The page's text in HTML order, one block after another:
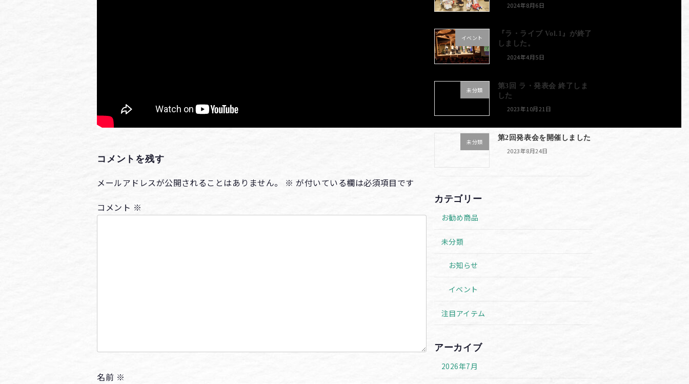
コメントを残す
メールアドレスが公開されることはありません。 ※ が付いている欄は必須項目です
コメント ※
名前 ※
2024年8月6日
イベント
『ラ・ライブ Vol.1』が終了
しました。
2024年4月5日
未分類
第3回 ラ・発表会 終了しま
した
2023年10月21日
未分類
第2回発表会を開催しました
2023年8月24日
カテゴリー
お勧め商品
未分類
お知らせ
イベント
注目アイテム
アーカイブ
2026年7月